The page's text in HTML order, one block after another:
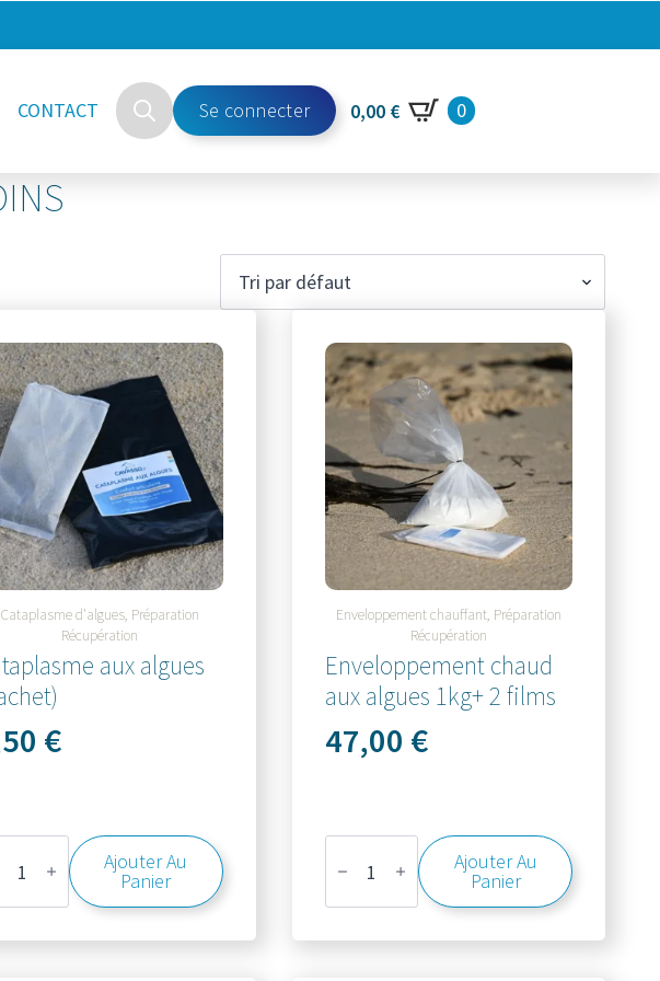
CONTACT
for:
Se connecter 0,00 € 0
Cataplasme d'algues, Préparation
Récupération
aux algues
€
Ajouter Au
Panier
Enveloppement chauffant, Préparation
Récupération
Enveloppement chaud
aux algues 1kg+ 2 films
47,00 €
quantité
Enveloppement
chaud
algues
Ajouter Au
Panier